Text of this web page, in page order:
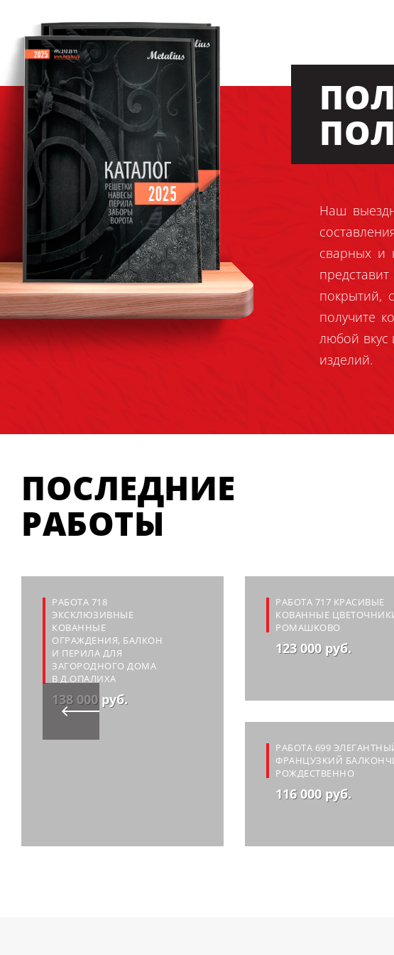
Наш
сварных и
покрытий,
получите
любой вкус
изделий.
ПОСЛЕДНИЕ
РАБОТЫ
РАБОТА 718
ЭКСКЛЮЗИВНЫЕ
КОВАННЫЕ
ОГРАЖДЕНИЯ, БАЛКОН
И ПЕРИЛА ДЛЯ
ЗАГОРОДНОГО ДОМА
В Д.ОПАЛИХА
138 000 руб.
РАБОТА 717 КРАСИВЫЕ
КОВАННЫЕ
РОМАШКОВО
123 000 руб.
РАБОТА 699
ФРАНЦУЗКИЙ
РОЖДЕСТВЕННО
116 000 руб.